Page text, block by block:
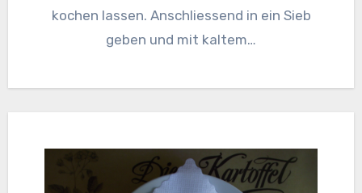
kochen lassen. Anschliessend in ein Sieb
geben und mit kaltem…